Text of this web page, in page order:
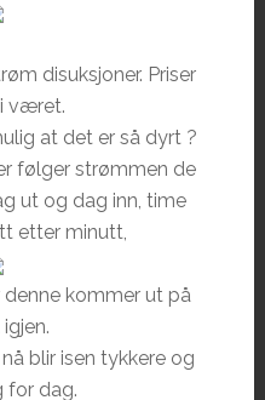
disuksjoner. Priser
været.
at det er så dyrt ?
følger strømmen de
ut og dag inn, time
etter minutt,
kommer ut på
blir isen tykkere og
for dag.